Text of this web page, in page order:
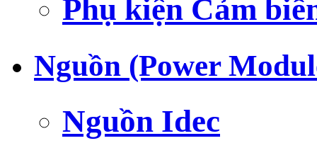
Phụ kiện Cảm
Nguồn (Power
Nguồn Idec